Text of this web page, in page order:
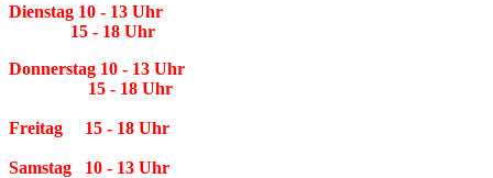
Dienstag 10 - 13 Uhr
15 - 18 Uhr
Donnerstag 10 - 13 Uhr
15 - 18 Uhr
Freitag 15 - 18 Uhr
Samstag 10 - 13 Uhr